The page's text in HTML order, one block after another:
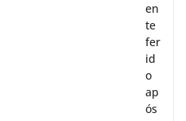
en
te
fer
id
o
ap
ós